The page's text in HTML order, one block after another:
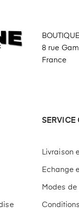
8 rue
France
SERVICE
Livraison
Echange
Modes